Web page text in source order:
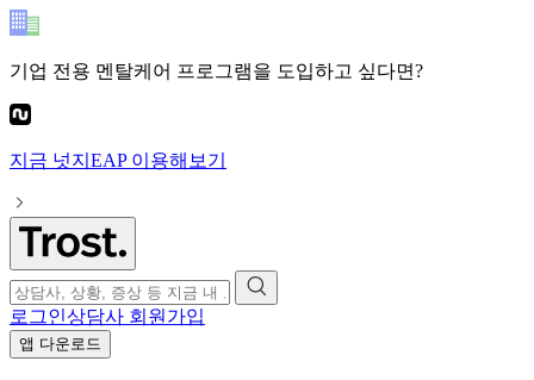
기업 전용 멘탈케어 프로그램을 도입하고 싶다면?
지금 넛지EAP이용해보기
로그인상담사 회원가입
앱 다운로드